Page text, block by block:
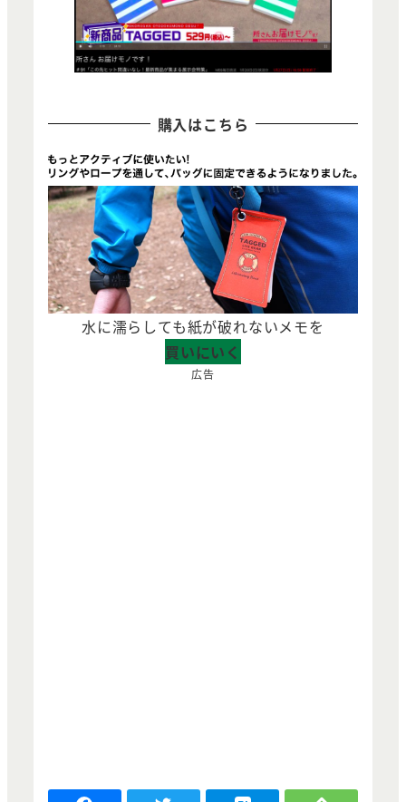
購入はこちら
水に濡らしても紙が破れないメモを
買いにいく
広告